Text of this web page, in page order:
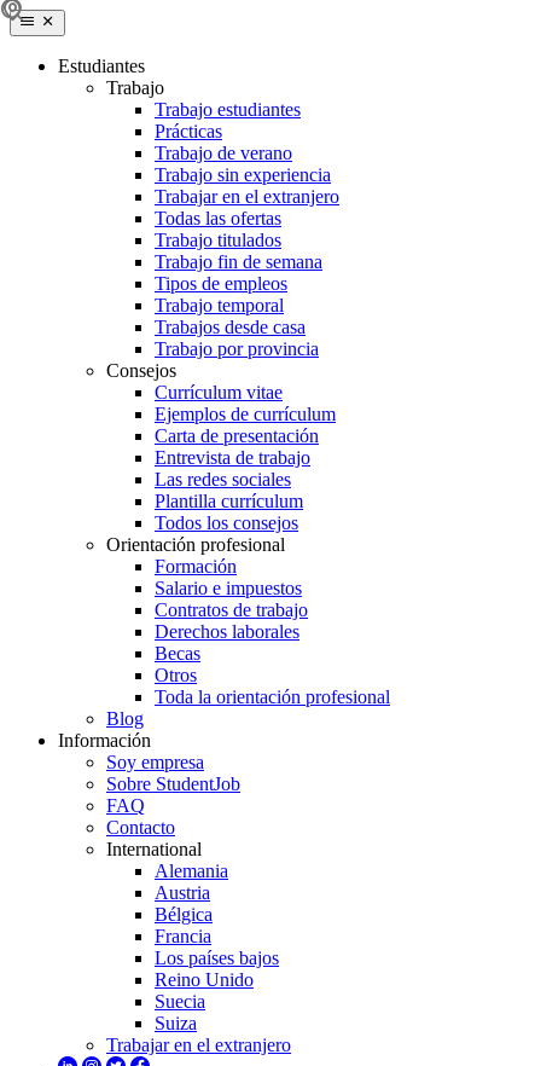
Estudiantes
Trabajo
Trabajo estudiantes
Prácticas
Trabajo de verano
Trabajo sin experiencia
Trabajar en el extranjero
Todas las ofertas
Trabajo titulados
Trabajo fin de semana
Tipos de empleos
Trabajo temporal
Trabajos desde casa
Trabajo por provincia
Consejos
Currículum vitae
Ejemplos de currículum
Carta de presentación
Entrevista de trabajo
Las redes sociales
Plantilla currículum
Todos los consejos
Orientación profesional
Formación
Salario e impuestos
Contratos de trabajo
Derechos laborales
Becas
Otros
Toda la orientación profesional
Blog
Información
Soy empresa
Sobre StudentJob
FAQ
Contacto
International
Alemania
Austria
Bélgica
Francia
Los países bajos
Reino Unido
Suecia
Suiza
Trabajar en el extranjero